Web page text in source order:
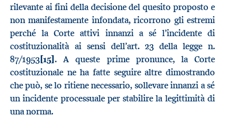
rilevante ai fini della decisione del quesito proposto e
non manifestamente infondata, ricorrono gli estremi
perché la Corte attivi innanzi a sé l’incidente di
costituzionalità ai sensi dell’art. 23 della legge n.
87/1953[15]. A queste prime pronunce, la Corte
costituzionale ne ha fatte seguire altre dimostrando
che può, se lo ritiene necessario, sollevare innanzi a sé
un incidente processuale per stabilire la legittimità di
una norma.